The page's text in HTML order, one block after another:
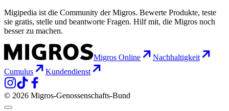
Migipedia ist die Community der Migros. Bewerte Produkte, teste
sie gratis, stelle und beantworte Fragen. Hilf mit, die Migros noch
besser zu machen.
Migros Online
Nachhaltigkeit
Cumulus
Kundendienst
© 2026 Migros-Genossenschafts-Bund